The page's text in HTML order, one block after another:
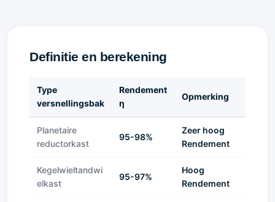
Definitie en berekening
Type
versnellingsbak
Rendement
η
Opmerking
Planetaire
reductorkast
95-98%
Zeer hoog
Rendement
Kegelwieltandwi
elkast
95-97%
Hoog
Rendement